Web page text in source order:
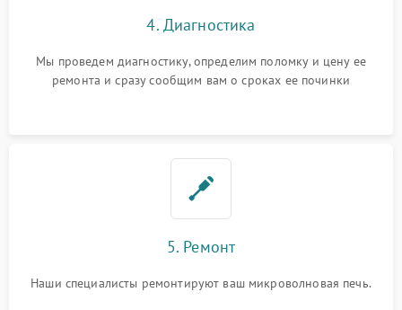
4. Диагностика
Мы проведем диагностику, определим поломку и цену ее
ремонта и сразу сообщим вам о сроках ее починки
5. Ремонт
Наши специалисты ремонтируют ваш микроволновая печь.